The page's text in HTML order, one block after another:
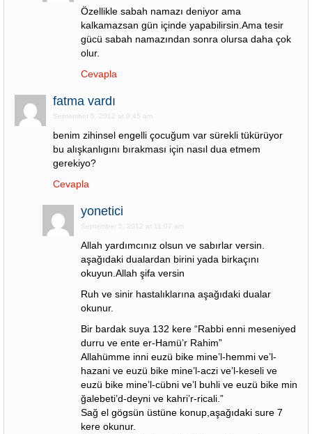
Özellikle sabah namazı deniyor ama
kalkamazsan gün içinde yapabilirsin.Ama tesir
gücü sabah namazından sonra olursa daha çok
olur.
Cevapla
fatma vardı
September 5, 2012 at 9:45 am
benim zihinsel engelli çocuğum var sürekli tükürüyor
bu alışkanlıgını bırakması için nasıl dua etmem
gerekiyo?
Cevapla
yonetici
September 5, 2012 at 11:07 am
Allah yardımcınız olsun ve sabırlar versin.
aşağıdaki dualardan birini yada birkaçını
okuyun.Allah şifa versin
Ruh ve sinir hastalıklarına aşağıdaki dualar
okunur.
Bir bardak suya 132 kere “Rabbi enni meseniyed
durru ve ente er-Hamü’r Rahim”
Allahümme inni euzü bike mine’l-hemmi ve’l-
hazani ve euzü bike mine’l-aczi ve’l-keseli ve
euzü bike mine’l-cübni ve’l buhli ve euzü bike min
ğalebeti’d-deyni ve kahri’r-ricali.”
Sağ el gögsün üstüne konup,aşağıdaki sure 7
kere okunur.